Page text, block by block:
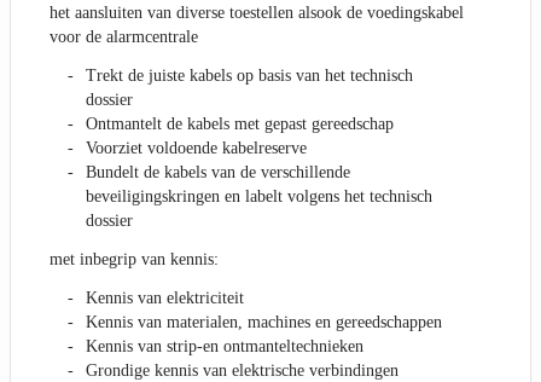
het aansluiten van diverse toestellen alsook de voedingskabel
voor de alarmcentrale
Trekt de juiste kabels op basis van het technisch
dossier
Ontmantelt de kabels met gepast gereedschap
Voorziet voldoende kabelreserve
Bundelt de kabels van de verschillende
beveiligingskringen en labelt volgens het technisch
dossier
met inbegrip van kennis:
Kennis van elektriciteit
Kennis van materialen, machines en gereedschappen
Kennis van strip-en ontmanteltechnieken
Grondige kennis van elektrische verbindingen